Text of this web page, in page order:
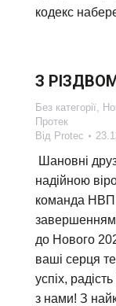
кодекс
З
Без категорії,
Протек
Від Protec
Шановні
надійною
команда НВП
завершенням
до Нового
ваші серця
успіх,
з нами! З